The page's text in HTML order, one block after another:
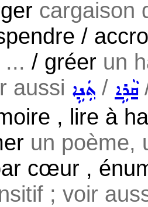
cargaison
/
/ gréer un
aussi ܬܲܢܹܐ / ܩܵܪܹܐ
, lire à
un poème,
cœur ,
; voir